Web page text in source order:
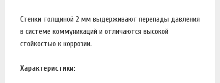
Стенки толщиной 2 мм выдерживают перепады давления
в системе коммуникаций и отличаются высокой
стойкостью к коррозии.
Характеристики: